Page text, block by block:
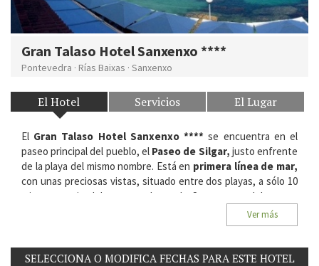
Gran Talaso Hotel Sanxenxo ****
Pontevedra · Rías Baixas · Sanxenxo
El Hotel Servicios El Lugar
El Gran Talaso Hotel Sanxenxo **** se encuentra en el
paseo principal del pueblo, el Paseo de Silgar, justo enfrente
de la playa del mismo nombre. Está en primera línea de mar,
con unas preciosas vistas, situado entre dos playas, a sólo 10
minutos a pie del centro urbano de Sanxenxo y del puerto
Baixas, Pontevedra.
Ver más
SELECCIONA O MODIFICA FECHAS PARA ESTE HOTEL